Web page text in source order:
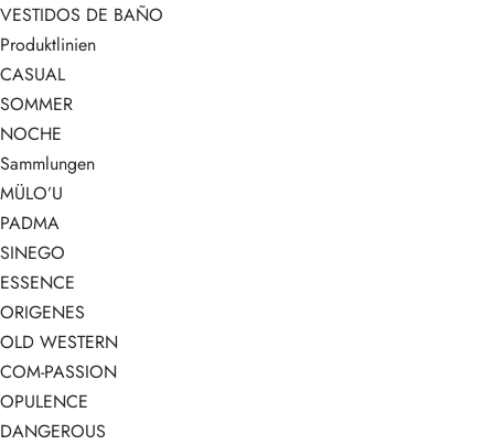
VESTIDOS DE BAÑO
Produktlinien
CASUAL
SOMMER
NOCHE
Sammlungen
MÜLO’U
PADMA
SINEGO
ESSENCE
ORIGENES
OLD WESTERN
COM-PASSION
OPULENCE
DANGEROUS